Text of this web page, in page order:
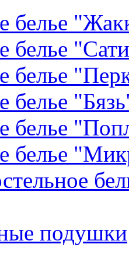
белье
белье
белье
белье
белье
белье
подушки